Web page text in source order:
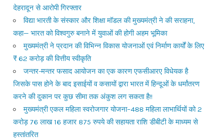
देहरादून से आरोपी गिरफ्तार
विद्या भारती के संस्कार और शिक्षा मॉडल की मुख्यमंत्री ने की सराहना,
कहा— भारत को विश्वगुरु बनाने में युवाओं की होगी अहम भूमिका
मुख्यमंत्री ने प्रदान की विभिन्न विकास योजनाओं एवं निर्माण कार्यों के लिए
₹ 62 करोड़ की वित्तीय स्वीकृति
जन्तर-मन्तर फसाद आयोजन का एक कारण एफसीआरए विधेयक है
जिसके पास होने के बाद इसाईयों व कसायों द्वारा भारत में हिन्दूओं के धर्मांतरण
करने की दुकान पर कुछ सीमा तक अंकुश लग सकता है!!
मुख्यमंत्री एकल महिला स्वरोजगार योजना–488 महिला लाभार्थियों को 2
करोड़ 76 लाख 16 हजार 875 रुपये की सहायता राशि डीबीटी के माध्यम से
हस्तांतरित